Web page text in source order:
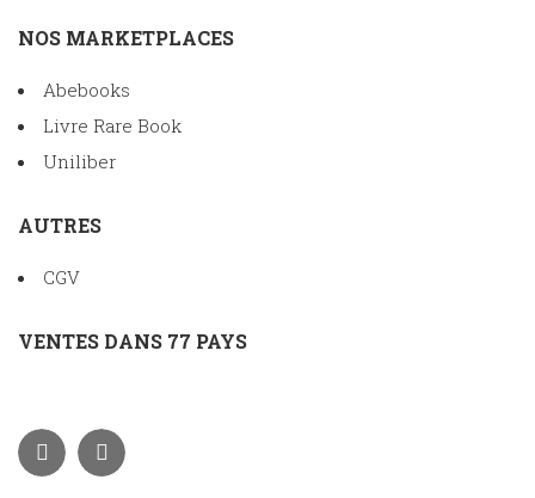
NOS MARKETPLACES
Abebooks
Livre Rare Book
Uniliber
AUTRES
CGV
VENTES DANS 77 PAYS